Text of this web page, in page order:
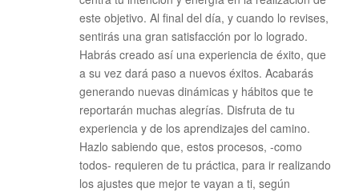
este objetivo. Al final del día, y cuando lo revises,
sentirás una gran satisfacción por lo logrado.
Habrás creado así una experiencia de éxito, que
a su vez dará paso a nuevos éxitos. Acabarás
generando nuevas dinámicas y hábitos que te
reportarán muchas alegrías. Disfruta de tu
experiencia y de los aprendizajes del camino.
Hazlo sabiendo que, estos procesos, -como
todos- requieren de tu práctica, para ir realizando
los ajustes que mejor te vayan a ti, según